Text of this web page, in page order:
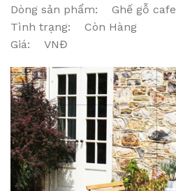
Dòng sản phẩm: Ghế gỗ cafe
Tình trạng: Còn Hàng
Giá: VNĐ